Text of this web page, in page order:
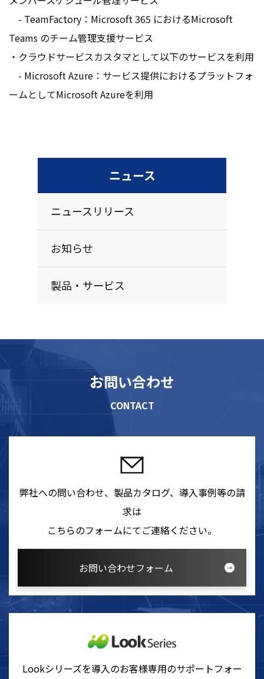
- TeamFactory：Microsoft 365 におけるMicrosoft
Teams のチーム管理支援サービス
・クラウドサービスカスタマとして以下のサービスを利用
- Microsoft Azure：サービス提供におけるプラットフォ
ームとしてMicrosoft Azureを利用
ニュース
ニュースリリース
お知らせ
製品・サービス
お問い合わせ
CONTACT
弊社への問い合わせ、製品カタログ、導入事例等の請
求は
こちらのフォームにてご連絡ください。
お問い合わせフォーム
Lookシリーズを導入のお客様専用のサポートフォー